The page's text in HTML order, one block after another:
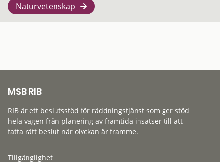
Naturvetenskap
MSB RIB
RIB är ett beslutsstöd för räddningstjänst som ger stöd
hela vägen från planering av framtida insatser till att
fatta rätt beslut när olyckan är framme.
Tillgänglighet